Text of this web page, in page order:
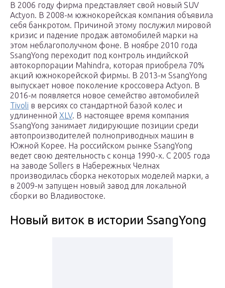
В 2006 году фирма представляет свой новый SUV
Actyon. В 2008-м южнокорейская компания объявила
себя банкротом. Причиной этому послужил мировой
кризис и падение продаж автомобилей марки на
этом неблагополучном фоне. В ноябре 2010 года
SsangYong переходит под контроль индийской
автокорпорации Mahindra, которая приобрела 70%
акций южнокорейской фирмы. В 2013-м SsangYong
выпускает новое поколение кроссовера Actyon. В
2016-м появляется новое семейство автомобилей
Tivoli в версиях со стандартной базой колес и
удлиненной XLV. В настоящее время компания
SsangYong занимает лидирующие позиции среди
автопроизводителей полноприводных машин в
Южной Корее. На российском рынке SsangYong
ведет свою деятельность с конца 1990-х. С 2005 года
на заводе Sollers в Набережных Челнах
производилась сборка некоторых моделей марки, а
в 2009-м запущен новый завод для локальной
сборки во Владивостоке.
Новый виток в истории SsangYong